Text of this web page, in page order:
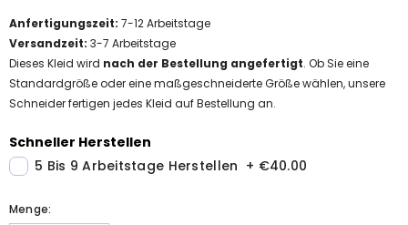
Anfertigungszeit: 7-12Arbeitstage
Versandzeit: 3-7 Arbeitstage
Dieses Kleid wird nach der Bestellung angefertigt. Ob Sie eine
Standardgröße oder eine maßgeschneiderte Größe wählen, unsere
Schneider fertigen jedes Kleid auf Bestellung an.
Schneller Herstellen
5 Bis 9 Arbeitstage Herstellen + €40.00
Menge: